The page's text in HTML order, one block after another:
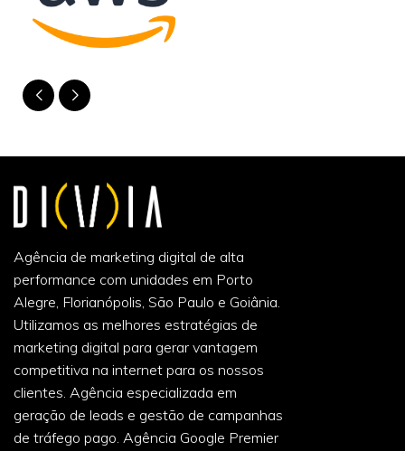
Agência de marketing digital de alta
performance com unidades em Porto
Alegre, Florianópolis, São Paulo e Goiânia.
Utilizamos as melhores estratégias de
marketing digital para gerar vantagem
competitiva na internet para os nossos
clientes. Agência especializada em
geração de leads e gestão de campanhas
de tráfego pago. Agência Google Premier